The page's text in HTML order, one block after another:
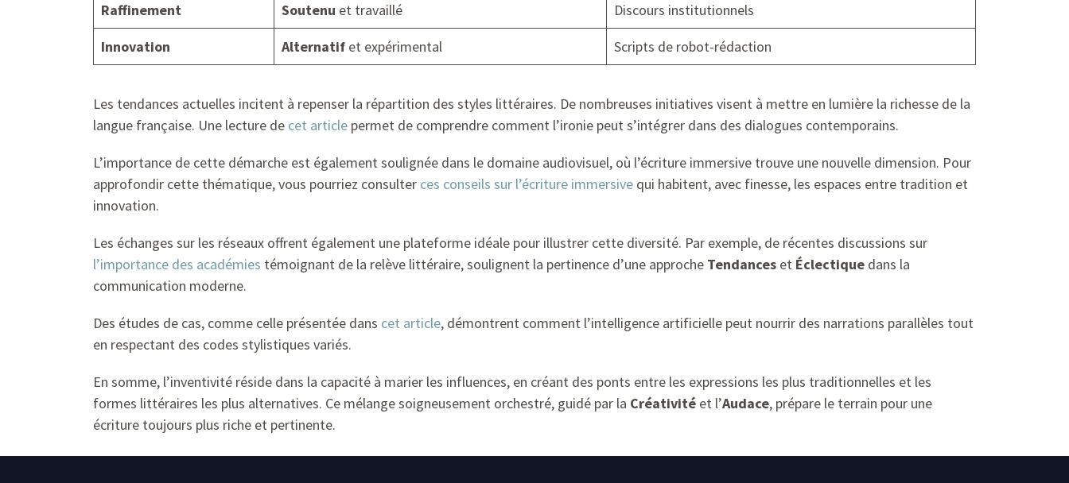
Raffinement
Soutenu et travaillé
Discours institutionnels
Innovation
Alternatif et expérimental Scripts de robot-rédaction
Les tendances actuelles incitent à repenser la répartition des styles littéraires. De nombreuses initiatives visent à mettre en lumière la richesse de la
langue française. Une lecture de cet article permet de comprendre comment l’ironie peut s’intégrer dans des dialogues contemporains.
L’importance de cette démarche est également soulignée dans le domaine audiovisuel, où l’écriture immersive trouve une nouvelle dimension. Pour
approfondir cette thématique, vous pourriez consulter ces conseils sur l’écriture immersive qui habitent, avec finesse, les espaces entre tradition et
innovation.
Les échanges sur les réseaux offrent également une plateforme idéale pour illustrer cette diversité. Par exemple, de récentes discussions sur
l’importance des académies témoignant de la relève littéraire, soulignent la pertinence d’une approche Tendances et Éclectique dans la
communication moderne.
Des études de cas, comme celle présentée dans cet article, démontrent comment l’intelligence artificielle peut nourrir des narrations parallèles tout
en respectant des codes stylistiques variés.
En somme, l’inventivité réside dans la capacité à marier les influences, en créant des ponts entre les expressions les plus traditionnelles et les
formes littéraires les plus alternatives. Ce mélange soigneusement orchestré, guidé par la Créativité et l’Audace, prépare le terrain pour une
écriture toujours plus riche et pertinente.